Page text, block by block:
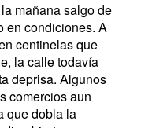
mañana salgo de
en condiciones. A
centinelas que
la calle todavía
deprisa. Algunos
comercios aun
que dobla la